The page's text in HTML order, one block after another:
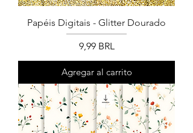
Papéis Digitais - Glitter Dourado
Precio
9,99 BRL
Agregar al carrito